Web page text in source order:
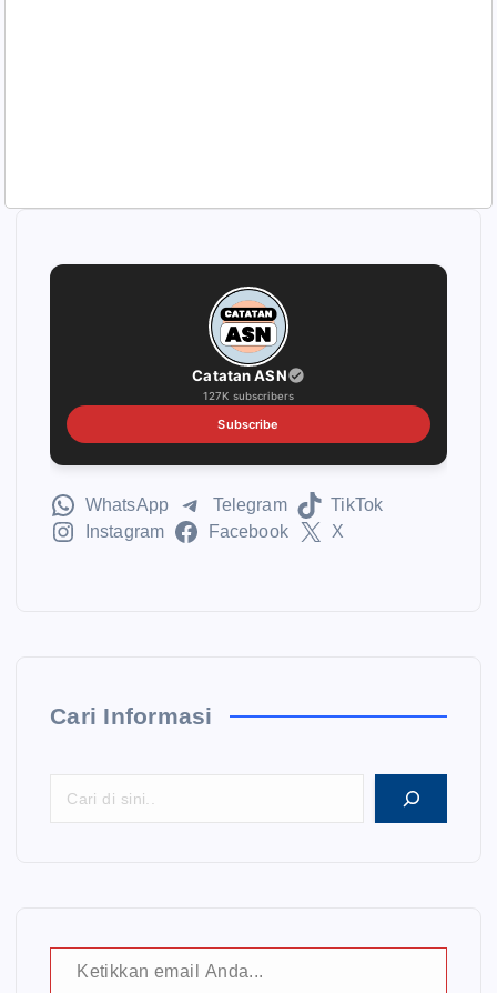
Catatan ASN
127K subscribers
Subscribe
WhatsApp Telegram
TikTok
Instagram
Facebook X
Cari Informasi
Ketikkan email Anda...